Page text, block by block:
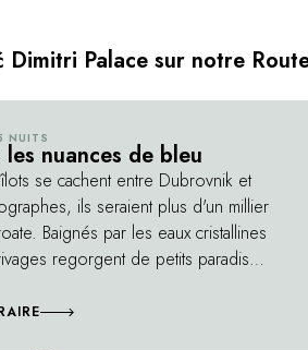
Dimitri Palace sur notre
NUITS
nuances de bleu
se cachent entre Dubrovnik et
ils seraient plus d'un millier
Baignés par les eaux cristallines
regorgent de petits paradis
cette Route du Bonheur
la cathédrale Saint-
il est très facile
aux petites rues
couvertes de
pas de goûter le vin
un cadre
de
pêche
vent.